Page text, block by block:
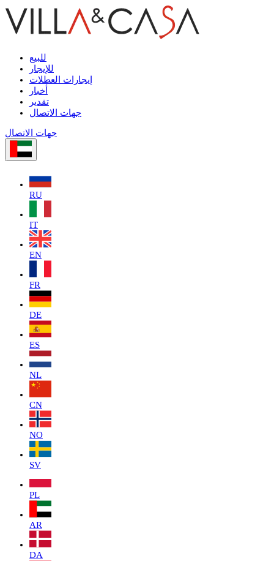
للبيع
للإيجار
إيجارات العطلات
أخبار
تقدير
جهات الاتصال
جهات الاتصال
RU
IT
EN
FR
DE
ES
NL
CN
NO
SV
PL
AR
DA